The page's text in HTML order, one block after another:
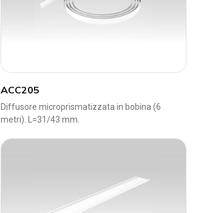
ACC205
Diffusore microprismatizzata in bobina (6
metri). L=31/43 mm.